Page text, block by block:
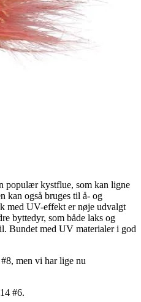
populær kystflue, som kan ligne
kan også bruges til å- og
med UV-effekt er nøje udvalgt
byttedyr, som både laks og
Bundet med UV materialer i god
men vi har lige nu
#6.